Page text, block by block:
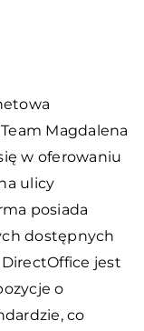
Magdalena
w oferowaniu
ulicy
posiada
dostępnych
jest
o
co